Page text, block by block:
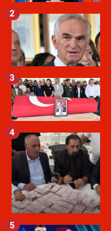
2
3
4
5